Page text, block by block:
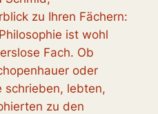
zu Ihren Fächern:
ist wohl
Fach. Ob
oder
schrieben, lebten,
zu den